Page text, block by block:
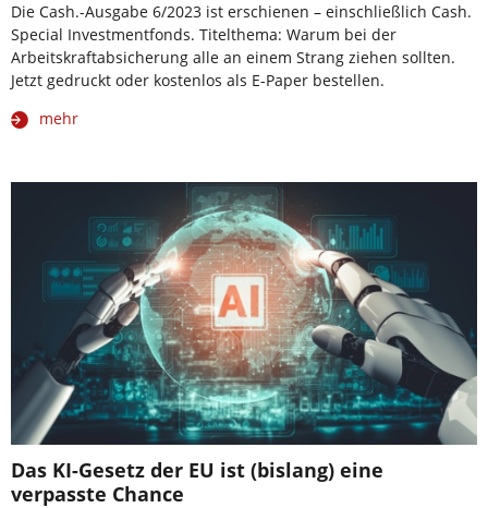
Die Cash.-Ausgabe 6/2023 ist erschienen – einschließlich Cash.
Special Investmentfonds. Titelthema: Warum bei der
Arbeitskraftabsicherung alle an einem Strang ziehen sollten.
Jetzt gedruckt oder kostenlos als E-Paper bestellen.
mehr
Das KI-Gesetz der EU ist (bislang) eine
verpasste Chance